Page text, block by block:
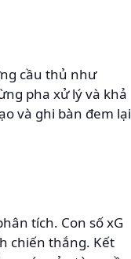
cầu thủ như
pha xử lý và khả
và ghi bàn đem lại
tích. Con số xG
chiến thắng. Kết